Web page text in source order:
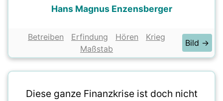
Hans Magnus Enzensberger
Betreiben Erfindung Hören
Krieg
Maßstab
Bild →
Diese ganze Finanzkrise ist doch nicht